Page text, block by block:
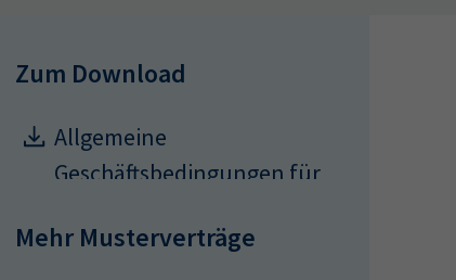
Zum Download
Allgemeine
Geschäftsbedingungen für
Mehr Musterverträge